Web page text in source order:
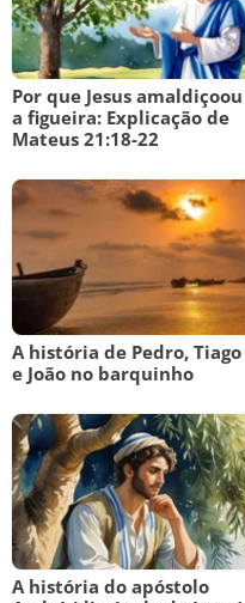
Por que Jesus amaldiçoou
a figueira: Explicação de
Mateus 21:18-22
A história de Pedro, Tiago
e João no barquinho
A história do apóstolo